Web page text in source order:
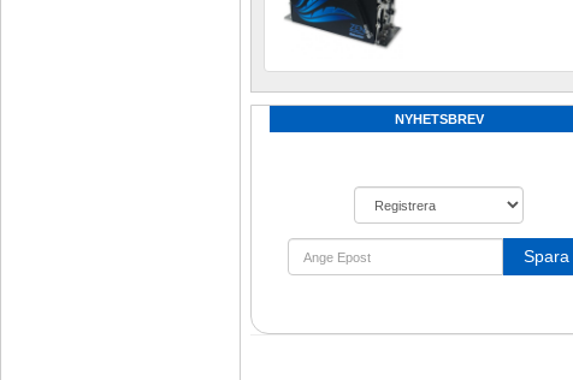
NYHETSBREV
Spara